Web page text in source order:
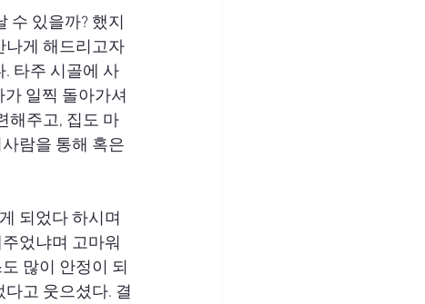
수 있을까? 했지
나게 해드리고자
타주 시골에 사
일찍 돌아가셔
해주고, 집도 마
람을 통해 혹은
되었다 하시며
었냐며 고마워
많이 안정이 되
고 웃으셨다. 결